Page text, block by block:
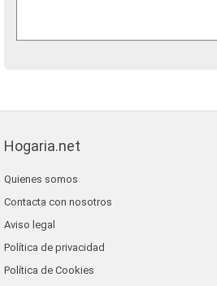
Hogaria.net
Quienes somos
Contacta con nosotros
Aviso legal
Política de privacidad
Política de Cookies